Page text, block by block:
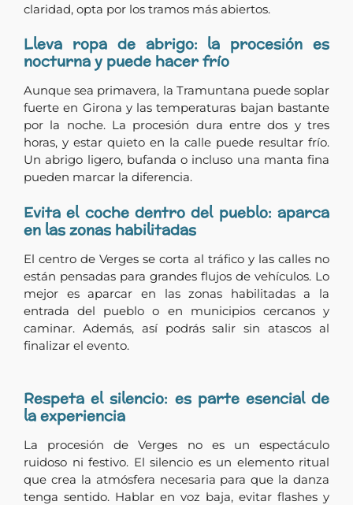
claridad, opta por los tramos más abiertos.
Lleva ropa de abrigo: la procesión es
nocturna y puede hacer frío
Aunque sea primavera, la Tramuntana puede soplar
fuerte en Girona y las temperaturas bajan bastante
por la noche. La procesión dura entre dos y tres
horas, y estar quieto en la calle puede resultar frío.
Un abrigo ligero, bufanda o incluso una manta fina
pueden marcar la diferencia.
Evita el coche dentro del pueblo: aparca
en las zonas habilitadas
El centro de Verges se corta al tráfico y las calles no
están pensadas para grandes flujos de vehículos. Lo
mejor es aparcar en las zonas habilitadas a la
entrada del pueblo o en municipios cercanos y
caminar. Además, así podrás salir sin atascos al
finalizar el evento.
Respeta el silencio: es parte esencial de
la experiencia
La procesión de Verges no es un espectáculo
ruidoso ni festivo. El silencio es un elemento ritual
que crea la atmósfera necesaria para que la danza
tenga sentido. Hablar en voz baja, evitar flashes y